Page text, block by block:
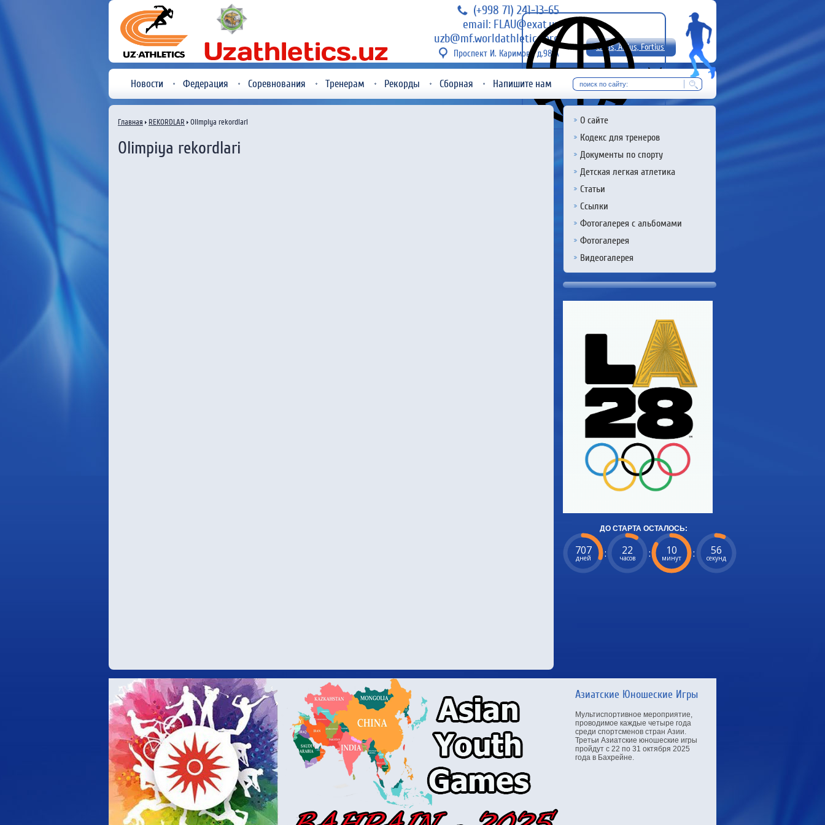
(+998 71) 241-13-65
email: FLAU@exat.uz
uzb@mf.worldathletics.org
Проспект И. Каримова д.98 А
Citius, Altius, Fortius!
RU
Новости Федерация Соревнования Тренерам Рекорды Сборная Напишите нам
О сайте
Кодекс для тренеров
Документы по спорту
Детская легкая атлетика
Статьи
Ссылки
Фотогалерея с альбомами
Фотогалерея
Видеогалерея
ДО СТАРТА ОСТАЛОСЬ:
707
дней : 22
часов : 10
минут : 55
секунд
Главная REKORDLAR Olimpiya rekordlari
Olimpiya rekordlari
Азиатские Юношеские Игры
Мультиспортивное мероприятие,
проводимое каждые четыре года
среди спортсменов стран Азии.
Третьи Азиатские юношеские игры
пройдут с 22 по 31 октября 2025
года в Бахрейне.